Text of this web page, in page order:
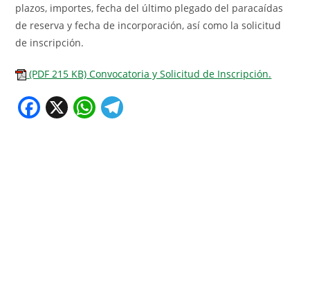
plazos, importes, fecha del último plegado del paracaídas
de reserva y fecha de incorporación, así como la solicitud
de inscripción.
(PDF 215 KB) Convocatoria y Solicitud de Inscripción.
F X W
h